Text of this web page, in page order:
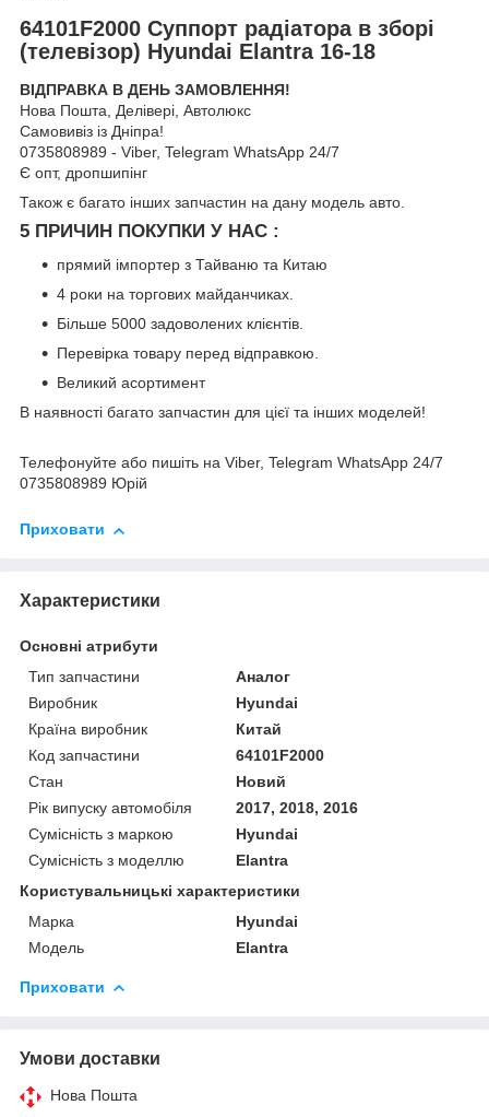
64101F2000 Суппорт радіатора в зборі
(телевізор) Hyundai Elantra 16-18
ВІДПРАВКА В ДЕНЬ ЗАМОВЛЕННЯ!
Нова Пошта, Делівері, Автолюкс
Самовивіз із Дніпра!
0735808989 - Viber, Telegram WhatsApp 24/7
Є опт, дропшипінг
Також є багато інших запчастин на дану модель авто.
5 ПРИЧИН ПОКУПКИ У НАС :
прямий імпортер з Тайваню та Китаю
4 роки на торгових майданчиках.
Більше 5000 задоволених клієнтів.
Перевірка товару перед відправкою.
Великий асортимент
В наявності багато запчастин для цієї та інших моделей!
Телефонуйте або пишіть на Viber, Telegram WhatsApp 24/7
0735808989 Юрій
Приховати
Характеристики
Основні атрибути
Тип запчастини
Аналог
Виробник
Hyundai
Країна виробник
Китай
Код запчастини
64101F2000
Стан
Новий
Рік випуску автомобіля
2017, 2018, 2016
Сумісність з маркою
Hyundai
Сумісність з моделлю
Elantra
Користувальницькі характеристики
Марка
Hyundai
Модель
Elantra
Приховати
Умови доставки
Нова Пошта